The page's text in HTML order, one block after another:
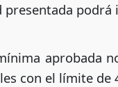
presentada
aprobada
con el límite